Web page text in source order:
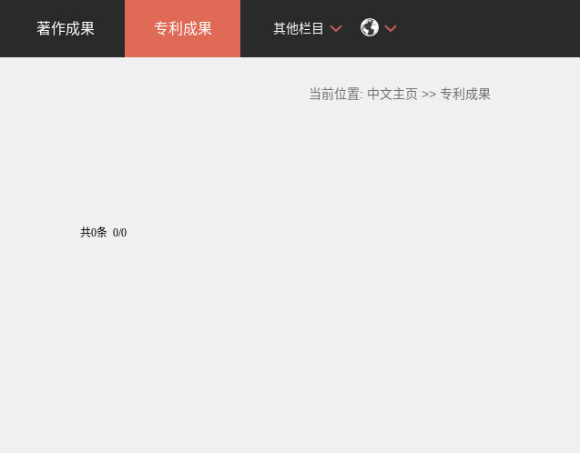
著作成果 专利成果 其他栏目
当前位置: 中文主页 >>专利成果
共0条 0/0